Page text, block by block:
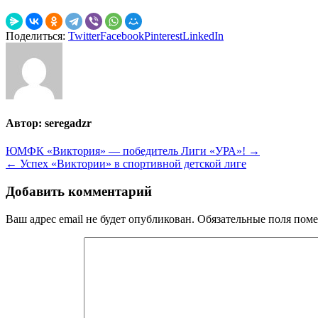
Поделиться: TwitterFacebookPinterestLinkedIn
Автор: seregadzr
Навигация
по
записям
ЮМФК «Виктория» — победитель Лиги «УРА»! →
← Успех «Виктории» в спортивной детской лиге
Добавить комментарий
Ваш адрес email не будет опубликован. Обязательные поля